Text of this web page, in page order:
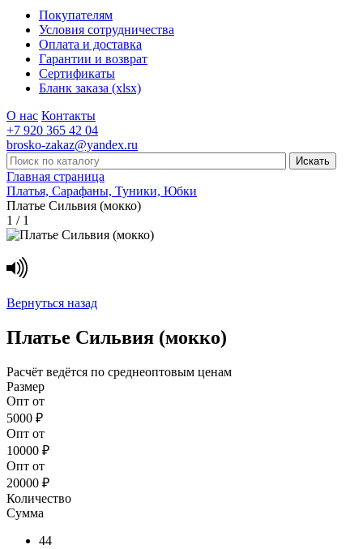
Покупателям
Условия сотрудничества
Оплата и доставка
Гарантии и возврат
Сертификаты
Бланк заказа (xlsx)
О нас Контакты
+7 920 365 42 04
brosko-zakaz@yandex.ru
Главная страница
Платья, Сарафаны, Туники, Юбки
Платье Сильвия (мокко)
1 / 1
Вернуться назад
Платье Сильвия (мокко)
Расчёт ведётся по среднеоптовым ценам
Размер
Опт от
5000 ₽
Опт от
10000 ₽
Опт от
20000 ₽
Количество
Сумма
44